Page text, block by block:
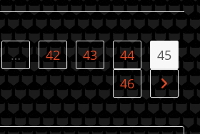
… 42 43 44
45
46